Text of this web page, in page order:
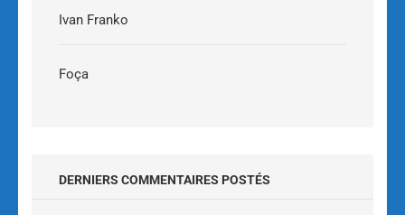
Ivan Franko
Foça
DERNIERS COMMENTAIRES POSTÉS